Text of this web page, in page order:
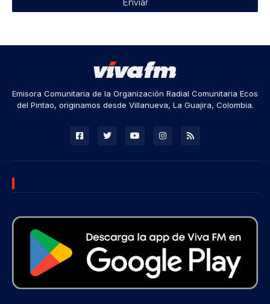
Emisora Comunitaria de la Organización Radial Comunitaria Ecos
del Pintao, originamos desde Villanueva, La Guajira, Colombia.